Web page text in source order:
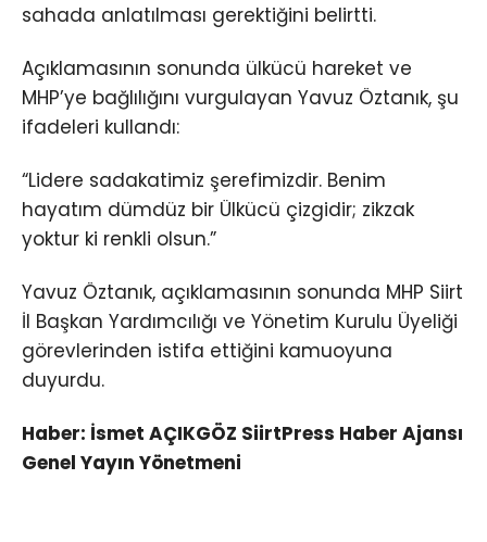
sahada anlatılması gerektiğini belirtti.
Açıklamasının sonunda ülkücü hareket ve
MHP’ye bağlılığını vurgulayan Yavuz Öztanık, şu
ifadeleri kullandı:
“Lidere sadakatimiz şerefimizdir. Benim
hayatım dümdüz bir Ülkücü çizgidir; zikzak
yoktur ki renkli olsun.”
Yavuz Öztanık, açıklamasının sonunda MHP Siirt
İl Başkan Yardımcılığı ve Yönetim Kurulu Üyeliği
görevlerinden istifa ettiğini kamuoyuna
duyurdu.
Haber: İsmet AÇIKGÖZ SiirtPress Haber Ajansı
Genel Yayın Yönetmeni